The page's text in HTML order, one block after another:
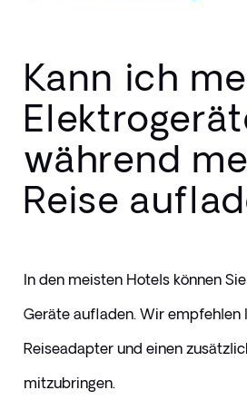
Kann ich
während
Reise
In den meisten Hotels können
Geräte aufladen. Wir empfehlen
Reiseadapter und einen
mitzubringen.